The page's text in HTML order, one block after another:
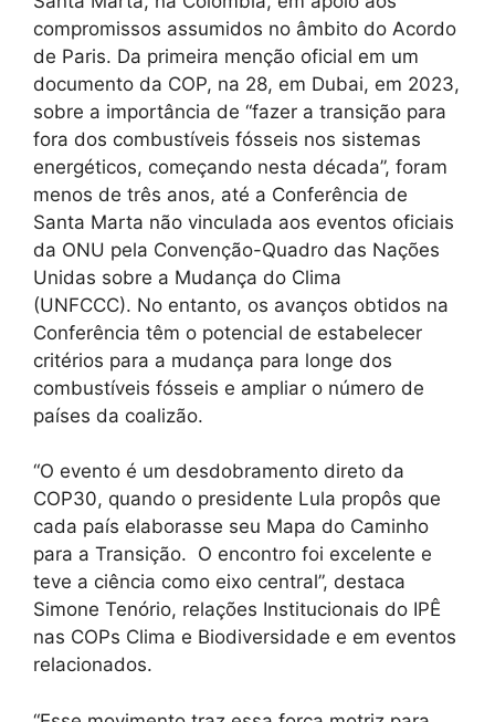
compromissos assumidos no âmbito do Acordo
de Paris. Da primeira menção oficial em um
documento da COP, na 28, em Dubai, em 2023,
sobre a importância de “fazer a transição para
fora dos combustíveis fósseis nos sistemas
energéticos, começando nesta década”, foram
menos de três anos, até a Conferência de
Santa Marta não vinculada aos eventos oficiais
da ONU pela Convenção-Quadro das Nações
Unidas sobre a Mudança do Clima
(UNFCCC). No entanto, os avanços obtidos na
Conferência têm o potencial de estabelecer
critérios para a mudança para longe dos
combustíveis fósseis e ampliar o número de
países da coalizão.
“O evento é um desdobramento direto da
COP30, quando o presidente Lula propôs que
cada país elaborasse seu Mapa do Caminho
para a Transição. O encontro foi excelente e
teve a ciência como eixo central”, destaca
Simone Tenório, relações Institucionais do IPÊ
nas COPs Clima e Biodiversidade e em eventos
relacionados.